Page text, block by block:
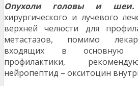
Опухоли головы и шеи.
хирургического и лучевого
верхней челюсти для
метастазов, помимо
входящих в основную
профилактики,
нейропептид – окситоцин